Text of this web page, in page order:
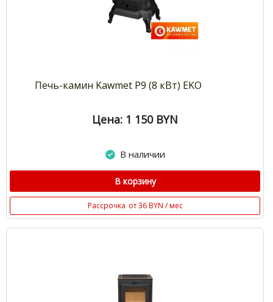
Печь-камин Kawmet P9 (8 кВт) EKO
Цена: 1 150 BYN
В наличии
В корзину
Рассрочка от 36 BYN / мес